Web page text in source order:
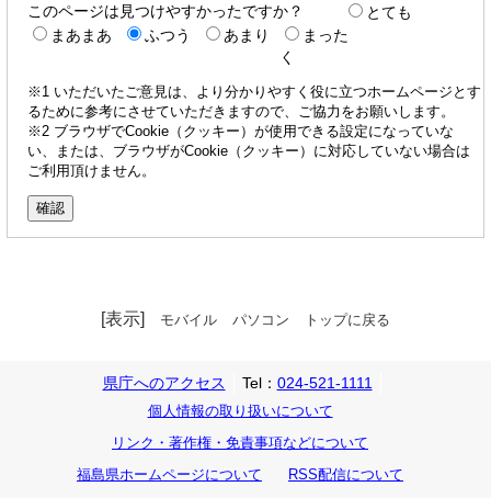
このページは見つけやすかったですか？
とても
まあまあ
ふつう あまり
まった
く
※1 いただいたご意見は、より分かりやすく役に立つホームページとす
るために参考にさせていただきますので、ご協力をお願いします。
※2 ブラウザでCookie（クッキー）が使用できる設定になっていな
い、または、ブラウザがCookie（クッキー）に対応していない場合は
ご利用頂けません。
[表示] モバイル パソコン トップに戻る
県庁へのアクセス Tel： 024-521-1111
個人情報の取り扱いについて
リンク・著作権・免責事項などについて
福島県ホームページについて
RSS配信について